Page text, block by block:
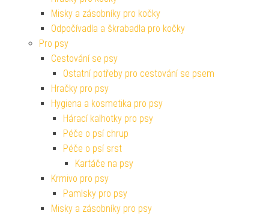
Misky a zásobníky pro kočky
Odpočívadla a škrabadla pro kočky
Pro psy
Cestování se psy
Ostatní potřeby pro cestování se psem
Hračky pro psy
Hygiena a kosmetika pro psy
Hárací kalhotky pro psy
Péče o psí chrup
Péče o psí srst
Kartáče na psy
Krmivo pro psy
Pamlsky pro psy
Misky a zásobníky pro psy